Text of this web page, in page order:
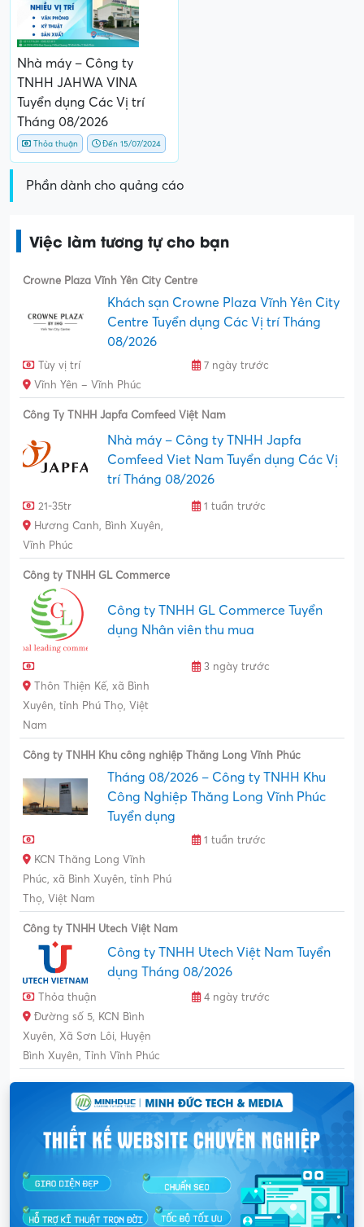
Nhà máy – Công ty
TNHH JAHWA VINA
Tuyển dụng Các Vị trí
Tháng 08/2026
Thỏa thuận Đến 15/07/2024
Phần dành cho quảng cáo
Việc làm tương tự cho bạn
Crowne Plaza Vĩnh Yên City Centre
Khách sạn Crowne Plaza Vĩnh Yên City
Centre Tuyển dụng Các Vị trí Tháng
08/2026
Tùy vị trí
7 ngày trước
Vĩnh Yên – Vĩnh Phúc
Công Ty TNHH Japfa Comfeed Việt Nam
Nhà máy – Công ty TNHH Japfa
Comfeed Viet Nam Tuyển dụng Các Vị
trí Tháng 08/2026
21-35tr
1 tuần trước
Hương Canh, Bình Xuyên,
Vĩnh Phúc
Công ty TNHH GL Commerce
Công ty TNHH GL Commerce Tuyển
dụng Nhân viên thu mua
3 ngày trước
Thôn Thiện Kế, xã Bình
Xuyên, tỉnh Phú Thọ, Việt
Nam
Công ty TNHH Khu công nghiệp Thăng Long Vĩnh Phúc
Tháng 08/2026 – Công ty TNHH Khu
Công Nghiệp Thăng Long Vĩnh Phúc
Tuyển dụng
1 tuần trước
KCN Thăng Long Vĩnh
Phúc, xã Bình Xuyên, tỉnh Phú
Thọ, Việt Nam
Công ty TNHH Utech Việt Nam
Công ty TNHH Utech Việt Nam Tuyển
dụng Tháng 08/2026
Thỏa thuận
4 ngày trước
Đường số 5, KCN Bình
Xuyên, Xã Sơn Lôi, Huyện
Bình Xuyên, Tỉnh Vĩnh Phúc